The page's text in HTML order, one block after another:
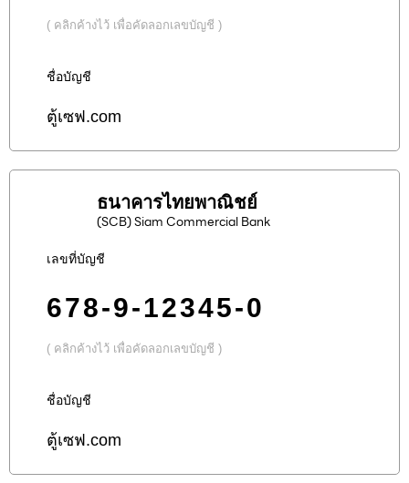
( คลิกค้างไว้ เพื่อคัดลอกเลขบัญชี )
ชื่อบัญชี
ตู้เซฟ.com
ธนาคารไทยพาณิชย์
(SCB) Siam Commercial Bank
เลขที่บัญชี
678-9-12345-0
( คลิกค้างไว้ เพื่อคัดลอกเลขบัญชี )
ชื่อบัญชี
ตู้เซฟ.com